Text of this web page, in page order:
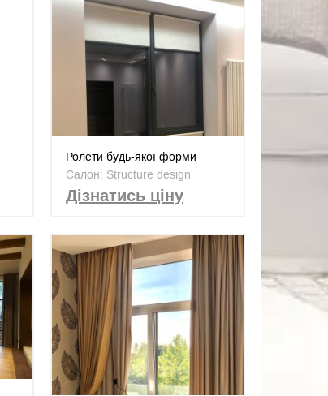
Ролети будь-якої форми
Салон: Structure design
Дізнатись ціну